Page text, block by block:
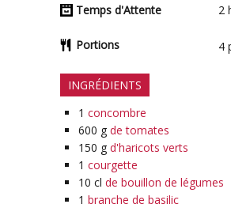
Temps d'Attente
2
Portions 4
INGRÉDIENTS
1 concombre
600 g de tomates
150 g d'haricots verts
1 courgette
10 cl de bouillon de légumes
1 branche de basilic